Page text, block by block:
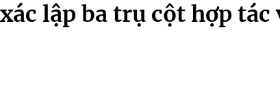
lập ba trụ cột hợp tác